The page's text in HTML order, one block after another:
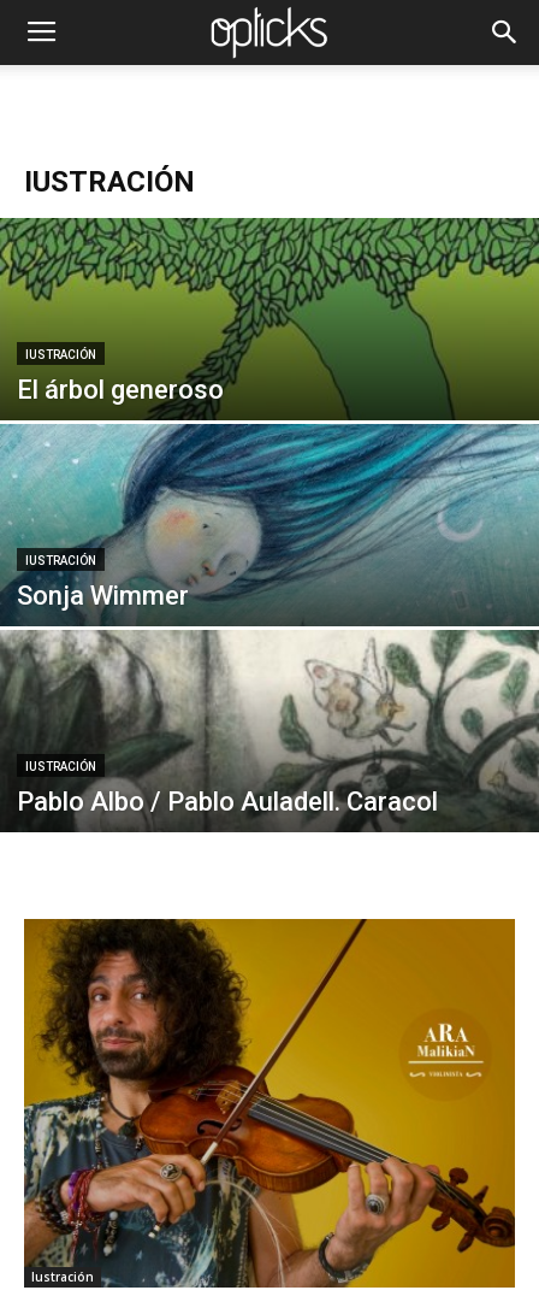
IUSTRACIÓN
IUSTRACIÓN
El árbol generoso
IUSTRACIÓN
Sonja Wimmer
IUSTRACIÓN
Pablo Albo / Pablo Auladell. Caracol
Iustración